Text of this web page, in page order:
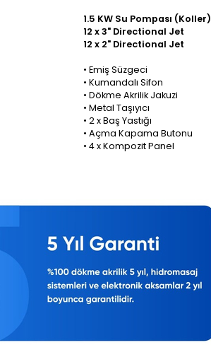
1.5 KW Su Pompası (Koller)
12 x 3" Directional Jet
12 x 2" Directional Jet
• Emiş Süzgeci
• Kumandalı Sifon
• Dökme Akrilik Jakuzi
• Metal Taşıyıcı
• 2 x Baş Yastığı
• Açma Kapama Butonu
• 4 x Kompozit Panel